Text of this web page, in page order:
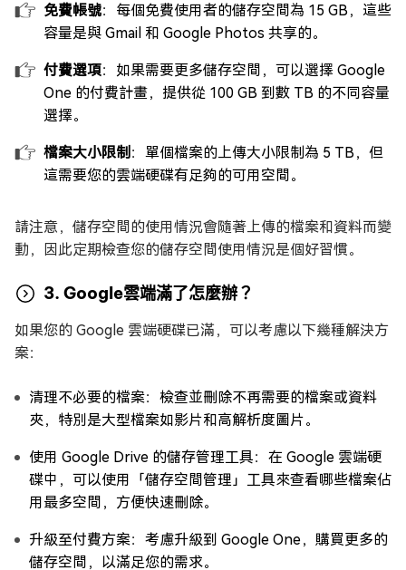
免費帳號：每個免費使用者的儲存空間為 15 GB，這些
容量是與 Gmail 和 Google Photos 共享的。
付費選項：如果需要更多儲存空間，可以選擇 Google
One 的付費計畫，提供從 100 GB 到數 TB 的不同容量
選擇。
檔案大小限制 ：單個檔案的上傳大小限制為 5 TB，但
這需要您的雲端硬碟有足夠的可用空間。
請注意，儲存空間的使用情況會隨著上傳的檔案和資料而變
動，因此定期檢查您的儲存空間使用情況是個好習慣。
3. Google雲端滿了怎麼辦？
如果您的 Google 雲端硬碟已滿，可以考慮以下幾種解決方
案：
清理不必要的檔案：檢查並刪除不再需要的檔案或資料
夾，特別是大型檔案如影片和高解析度圖片。
使用 Google Drive 的儲存管理工具：在 Google 雲端硬
碟中，可以使用「儲存空間管理」工具來查看哪些檔案佔
用最多空間，方便快速刪除。
升級至付費方案：考慮升級到 Google One，購買更多的
儲存空間，以滿足您的需求。